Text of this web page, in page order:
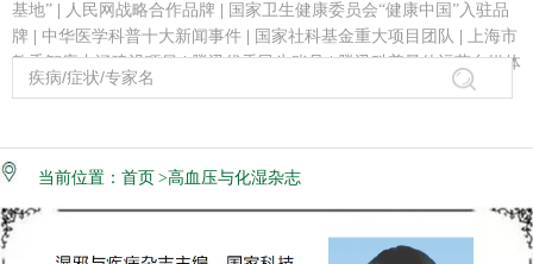
基地”
人民网战略合作品牌
国家卫生健康委员会“健康中国”入驻品
牌
中华医学科普十大新闻事件 国家社科基金重大项目团队
上海市
教委智库内涵建设项目|腾讯优秀民生账号|腾讯科普最佳运营自媒体
当前位置： 首页 >高血压与化湿杂志